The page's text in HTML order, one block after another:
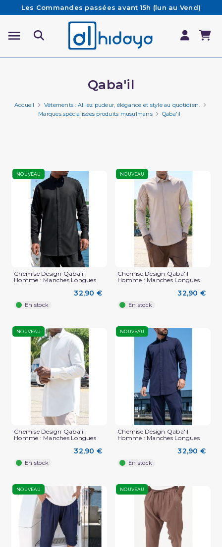
Les Commandes passées avant 15h (lun au Vend)
sont préparées et expédiées le jour même
Besoin d'aide ? Retrouvez notre FAQ
Livraison offerte à partir de 65€ d'achat*
Qaba'il
Accueil
Vêtements : Alliez pudeur, élégance et style au quotidien.
Marques spécialisées produits musulmans
Qaba'il
NOUVEAU
Chemise Design Qaba'il
Homme : Manches Longues
32,90 €
En stock
NOUVEAU
Chemise Design Qaba'il
Homme : Manches Longues
32,90 €
En stock
NOUVEAU
Chemise Design Qaba'il
Homme : Manches Longues
32,90 €
En stock
NOUVEAU
Chemise Design Qaba'il
Homme : Manches Longues
32,90 €
En stock
NOUVEAU NOUVEAU